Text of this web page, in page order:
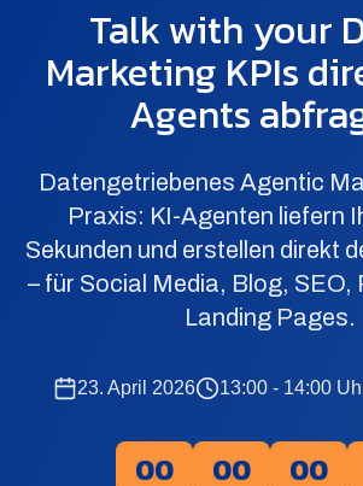
Talk with your
Marketing KPIs
Agents
Datengetriebenes Agentic
Praxis: KI-Agenten liefern
Sekunden und erstellen direkt
– für Social Media, Blog, SEO,
Landing Pages.
23. April 2026 13:00 - 14:00
00 00 00